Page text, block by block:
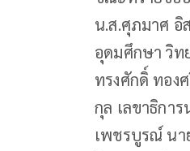
น.ส.ศุภมาศ อิ
อุดมศึกษา วิ
ทรงศักดิ์ ทอง
กุล เลขาธิกา
เพชรบูรณ์ น